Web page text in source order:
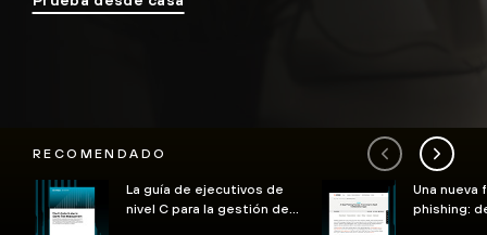
RECOMENDADO
La guía de ejecutivos de
nivel C para la gestión de
Una nueva
phishing: